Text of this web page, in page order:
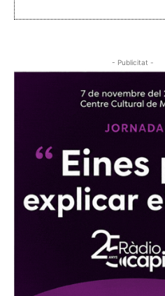
- Publicitat -